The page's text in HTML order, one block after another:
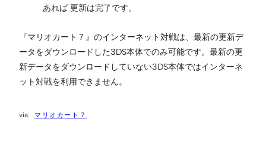
あれば 更新は完了です。
『マリオカート７』のインターネット対戦は、最新の更新デ
ータをダウンロードした3DS本体でのみ可能です。最新の更
新データをダウンロードしていない3DS本体ではインターネ
ット対戦を利用できません。
マリオカート７